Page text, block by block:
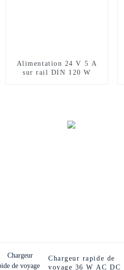
Alimentation 24 V 5 A
sur rail DIN 120 W
Chargeur rapide de
voyage 36 W AC DC